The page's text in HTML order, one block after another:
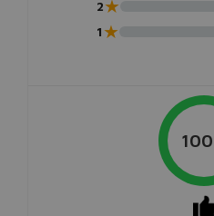
2★
1★